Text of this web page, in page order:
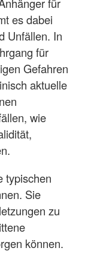
für
es dabei
Unfällen. In
für
Gefahren
aktuelle
wie
typischen
Sie
zu
können.